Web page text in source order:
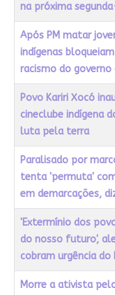
na próxima
Após PM matar
indígenas
racismo do governo
Povo Kariri Xocó
cineclube indígena
luta pela terra
Paralisado por
tenta 'permuta'
em demarcações,
'Extermínio dos
do nosso futuro',
cobram urgência do
Morre a ativista